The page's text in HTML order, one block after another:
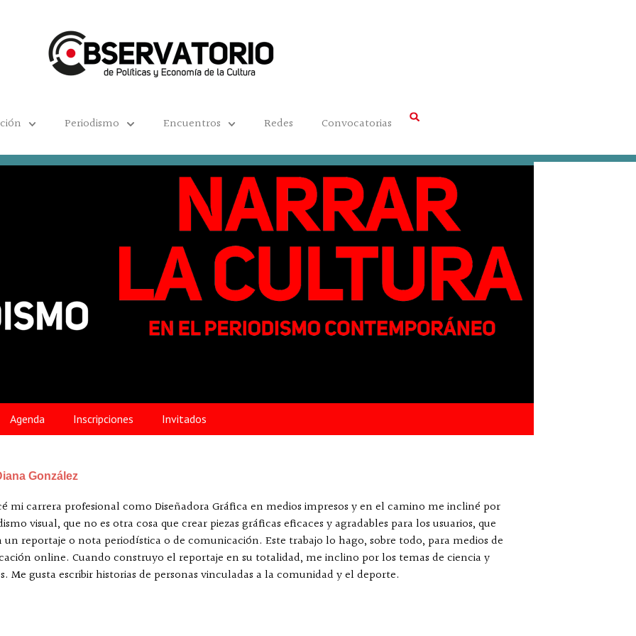
Periodismo Encuentros Redes Convocatorias
Agenda Inscripciones Invitados
González
mi carrera profesional como Diseñadora Gráfica en medios impresos y en el camino me incliné por
visual, que no es otra cosa que crear piezas gráficas eficaces y agradables para los usuarios, que
un reportaje o nota periodística o de comunicación. Este trabajo lo hago, sobre todo, para medios de
online. Cuando construyo el reportaje en su totalidad, me inclino por los temas de ciencia y
Me gusta escribir historias de personas vinculadas a la comunidad y el deporte.